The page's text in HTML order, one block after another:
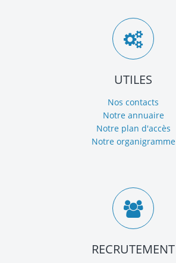
UTILES
Nos contacts
Notre annuaire
Notre plan d'accès
Notre organigramme
RECRUTEMENT